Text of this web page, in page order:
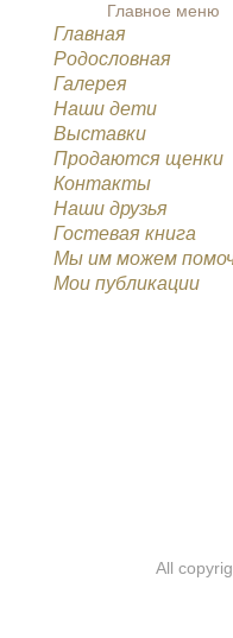
Главное меню
Главная
Родословная
Галерея
Наши дети
Выставки
Продаются щенки
Контакты
Наши друзья
Гостевая книга
Мы им можем
Мои публикации
All